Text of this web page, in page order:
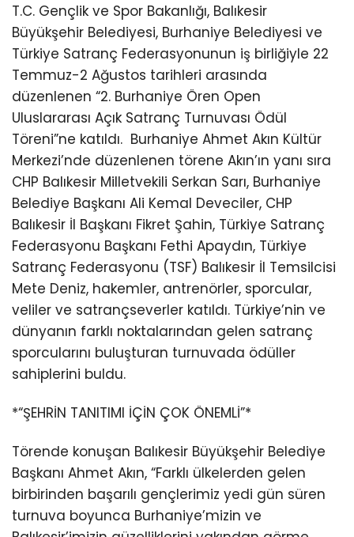
T.C. Gençlik ve Spor Bakanlığı, Balıkesir
Büyükşehir Belediyesi, Burhaniye Belediyesi ve
Türkiye Satranç Federasyonunun iş birliğiyle 22
Temmuz-2 Ağustos tarihleri arasında
düzenlenen “2. Burhaniye Ören Open
Uluslararası Açık Satranç Turnuvası Ödül
Töreni”ne katıldı. Burhaniye Ahmet Akın Kültür
Merkezi’nde düzenlenen törene Akın’ın yanı sıra
CHP Balıkesir Milletvekili Serkan Sarı, Burhaniye
Belediye Başkanı Ali Kemal Deveciler, CHP
Balıkesir İl Başkanı Fikret Şahin, Türkiye Satranç
Federasyonu Başkanı Fethi Apaydın, Türkiye
Satranç Federasyonu (TSF) Balıkesir İl Temsilcisi
Mete Deniz, hakemler, antrenörler, sporcular,
veliler ve satrançseverler katıldı. Türkiye’nin ve
dünyanın farklı noktalarından gelen satranç
sporcularını buluşturan turnuvada ödüller
sahiplerini buldu.
*“ŞEHRİN TANITIMI İÇİN ÇOK ÖNEMLİ”*
Törende konuşan Balıkesir Büyükşehir Belediye
Başkanı Ahmet Akın, “Farklı ülkelerden gelen
birbirinden başarılı gençlerimiz yedi gün süren
turnuva boyunca Burhaniye’mizin ve